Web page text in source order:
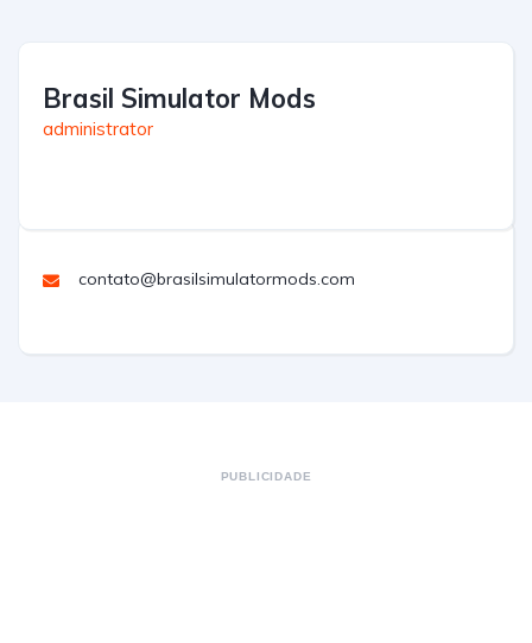
Brasil Simulator Mods
administrator
contato@brasilsimulatormods.com
PUBLICIDADE